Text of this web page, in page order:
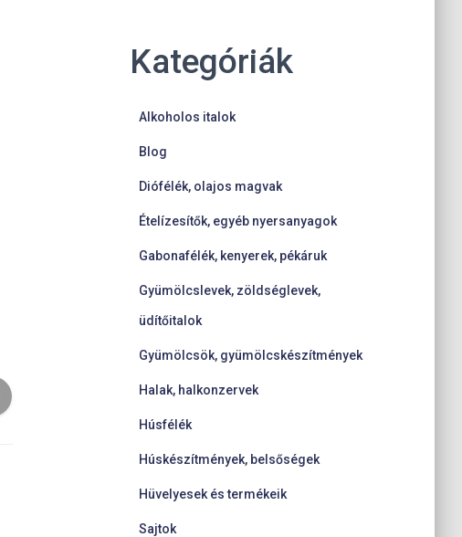
Kategóriák
Alkoholos italok
Blog
Diófélék, olajos magvak
Ételízesítők, egyéb nyersanyagok
Gabonafélék, kenyerek, pékáruk
Gyümölcslevek, zöldséglevek,
üdítőitalok
Gyümölcsök, gyümölcskészítmények
Halak, halkonzervek
Húsfélék
Húskészítmények, belsőségek
Hüvelyesek és termékeik
Sajtok